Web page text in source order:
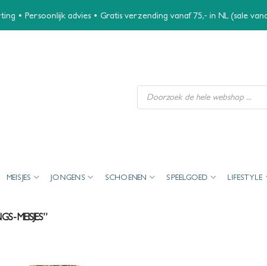
• Persoonlijk advies • Gratis verzending vanaf 75,- in NL (sale
Producten
zoeken
MEISJES JONGENS SCHOENEN SPEELGOED LIFESTYLE
MEISJES”